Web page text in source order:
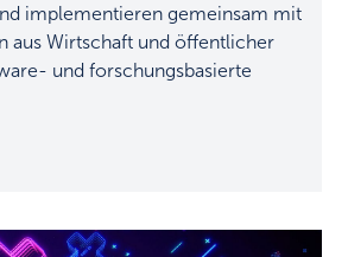
implementieren gemeinsam mit
aus Wirtschaft und öffentlicher
und forschungsbasierte